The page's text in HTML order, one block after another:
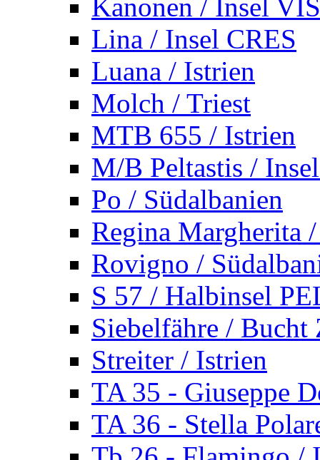
Kanonen / Insel VIS
Lina / Insel CRES
Luana / Istrien
Molch / Triest
MTB 655 / Istrien
M/B Peltastis /
Po / Südalbanien
Regina Margherita
Rovigno /
S 57 / Halbinsel
Siebelfähre / Bucht
Streiter / Istrien
TA 35 - Giuseppe
TA 36 - Stella